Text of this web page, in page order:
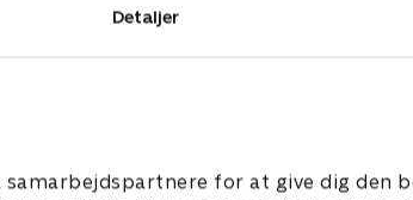
Detaljer
for at give dig den
mellem
Brøndby IF-Viborg FF